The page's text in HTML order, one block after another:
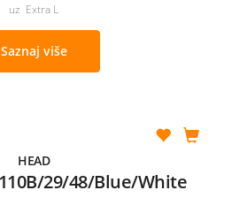
uz Extra L
Saznaj više
HEAD
29/48/Blue/White